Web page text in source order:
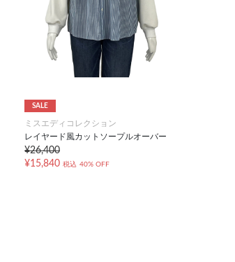
SALE
ミスエディコレクション
レイヤード風カットソープルオーバー
¥26,400
¥15,840 税込 40% OFF